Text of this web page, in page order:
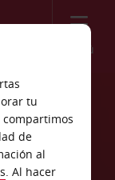
Menú
tu
de
al
. Al hacer